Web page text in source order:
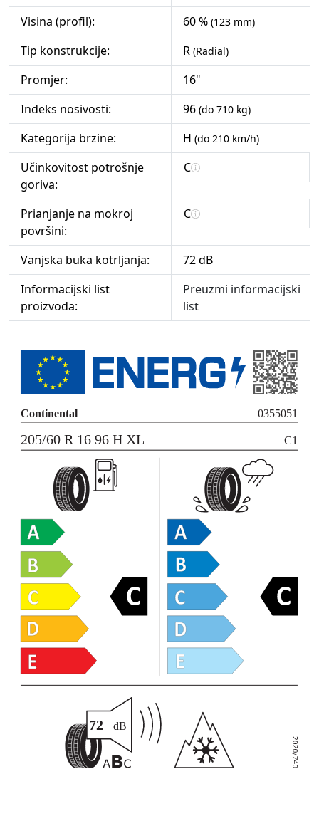
Visina (profil):
60 % (123 mm)
Tip konstrukcije: R (Radial)
Promjer:
16"
Indeks nosivosti:
96 (do 710 kg)
Kategorija brzine: H (do 210 km/h)
Učinkovitost potrošnje
goriva:
C
Prianjanje na mokroj
površini:
C
Vanjska buka kotrljanja:
72 dB
Informacijski list
proizvoda:
Preuzmi informacijski
list